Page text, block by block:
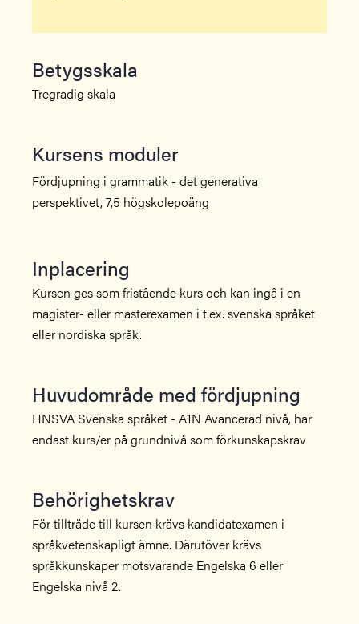
Betygsskala
Tregradig skala
Kursens moduler
Fördjupning i grammatik - det generativa
perspektivet, 7,5 högskolepoäng
Inplacering
Kursen ges som fristående kurs och kan ingå i en
magister- eller masterexamen i t.ex. svenska språket
eller nordiska språk.
Huvudområde med fördjupning
HNSVA Svenska språket - A1N Avancerad nivå, har
endast kurs/er på grundnivå som förkunskapskrav
Behörighetskrav
För tillträde till kursen krävs kandidatexamen i
språkvetenskapligt ämne. Därutöver krävs
språkkunskaper motsvarande Engelska 6 eller
Engelska nivå 2.